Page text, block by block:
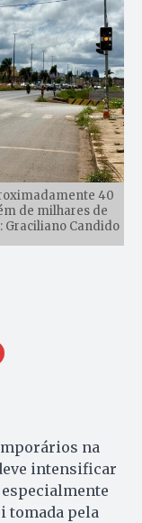
40
de milhares de
Graciliano Candido
na
intensificar
tomada pela